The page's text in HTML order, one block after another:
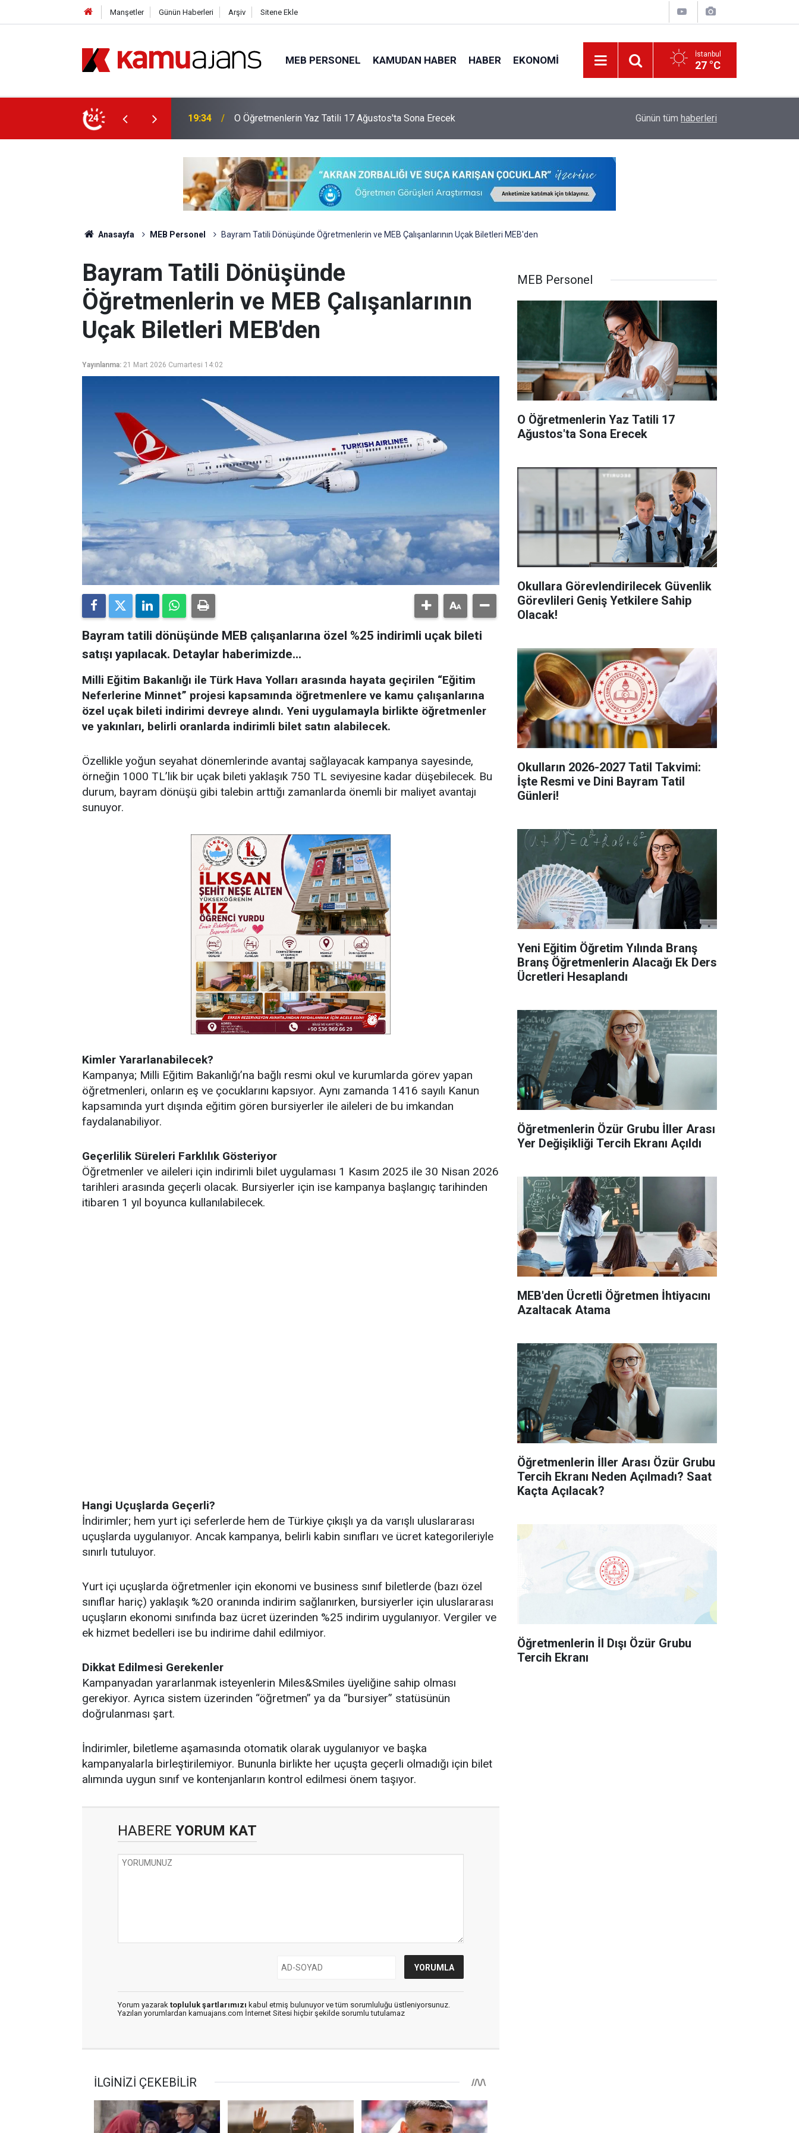
Manşetler Günün Haberleri Arşiv Sitene Ekle
MEB PERSONEL KAMUDAN HABER HABER EKONOMI İstanbul
27 °C
24
Sona Erecek 18:34 İş Bankası'nda Genel Müdür Değişimi! Okullara Görevlendirilecek Güvenlik Görevlileri
Günün tüm haberleri
Anasayfa MEB Personel Bayram Tatili Dönüşünde Öğretmenlerin ve MEB Çalışanlarının Uçak Biletleri MEB'den
Bayram Tatili Dönüşünde
Öğretmenlerin ve MEB Çalışanlarının
Uçak Biletleri MEB'den
Yayınlanma: 21 Mart 2026 Cumartesi 14:02
Bayram tatili dönüşünde MEB çalışanlarına özel %25 indirimli uçak bileti
satışı yapılacak. Detaylar haberimizde...
Milli Eğitim Bakanlığı ile Türk Hava Yolları arasında hayata geçirilen “Eğitim
Neferlerine Minnet” projesi kapsamında öğretmenlere ve kamu çalışanlarına
özel uçak bileti indirimi devreye alındı. Yeni uygulamayla birlikte öğretmenler
ve yakınları, belirli oranlarda indirimli bilet satın alabilecek.
Özellikle yoğun seyahat dönemlerinde avantaj sağlayacak kampanya sayesinde,
örneğin 1000 TL’lik bir uçak bileti yaklaşık 750 TL seviyesine kadar düşebilecek. Bu
durum, bayram dönüşü gibi talebin arttığı zamanlarda önemli bir maliyet avantajı
sunuyor.
Kimler Yararlanabilecek?
Kampanya; Milli Eğitim Bakanlığı’na bağlı resmi okul ve kurumlarda görev yapan
öğretmenleri, onların eş ve çocuklarını kapsıyor. Aynı zamanda 1416 sayılı Kanun
kapsamında yurt dışında eğitim gören bursiyerler ile aileleri de bu imkandan
faydalanabiliyor.
Geçerlilik Süreleri Farklılık Gösteriyor
Öğretmenler ve aileleri için indirimli bilet uygulaması 1 Kasım 2025 ile 30 Nisan 2026
tarihleri arasında geçerli olacak. Bursiyerler için ise kampanya başlangıç tarihinden
itibaren 1 yıl boyunca kullanılabilecek.
Hangi Uçuşlarda Geçerli?
İndirimler; hem yurt içi seferlerde hem de Türkiye çıkışlı ya da varışlı uluslararası
uçuşlarda uygulanıyor. Ancak kampanya, belirli kabin sınıfları ve ücret kategorileriyle
sınırlı tutuluyor.
Yurt içi uçuşlarda öğretmenler için ekonomi ve business sınıf biletlerde (bazı özel
sınıflar hariç) yaklaşık %20 oranında indirim sağlanırken, bursiyerler için uluslararası
uçuşların ekonomi sınıfında baz ücret üzerinden %25 indirim uygulanıyor. Vergiler ve
ek hizmet bedelleri ise bu indirime dahil edilmiyor.
Dikkat Edilmesi Gerekenler
Kampanyadan yararlanmak isteyenlerin Miles&Smiles üyeliğine sahip olması
gerekiyor. Ayrıca sistem üzerinden “öğretmen” ya da “bursiyer” statüsünün
doğrulanması şart.
İndirimler, biletleme aşamasında otomatik olarak uygulanıyor ve başka
kampanyalarla birleştirilemiyor. Bununla birlikte her uçuşta geçerli olmadığı için bilet
alımında uygun sınıf ve kontenjanların kontrol edilmesi önem taşıyor.
HABERE YORUM KAT
Yorum yazarak topluluk şartlarımızı kabul etmiş bulunuyor ve tüm sorumluluğu üstleniyorsunuz.
Yazılan yorumlardan kamuajans.com İnternet Sitesi hiçbir şekilde sorumlu tutulamaz
MEB Personel
O Öğretmenlerin Yaz Tatili 17
Ağustos'ta Sona Erecek
Okullara Görevlendirilecek Güvenlik
Görevlileri Geniş Yetkilere Sahip
Olacak!
Okulların 2026-2027 Tatil Takvimi:
İşte Resmi ve Dini Bayram Tatil
Günleri!
Yeni Eğitim Öğretim Yılında Branş
Branş Öğretmenlerin Alacağı Ek Ders
Ücretleri Hesaplandı
Öğretmenlerin Özür Grubu İller Arası
Yer Değişikliği Tercih Ekranı Açıldı
MEB'den Ücretli Öğretmen İhtiyacını
Azaltacak Atama
Öğretmenlerin İller Arası Özür Grubu
Tercih Ekranı Neden Açılmadı? Saat
Kaçta Açılacak?
Öğretmenlerin İl Dışı Özür Grubu
Tercih Ekranı